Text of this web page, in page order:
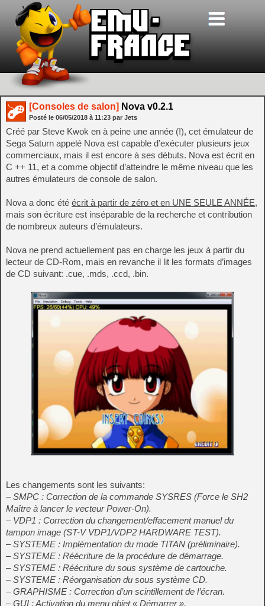
[Consoles de salon] Nova v0.2.1
Posté le 06/05/2018 à 11:23 par Jets
Créé par Steve Kwok en à peine une année (!), cet émulateur de
Sega Saturn appelé Nova est capable d’exécuter plusieurs jeux
commerciaux, mais il est encore à ses débuts. Nova est écrit en
C ++ 11, et a comme objectif d’atteindre le même niveau que les
autres émulateurs de console de salon.
Nova a donc été écrit à partir de zéro et en UNE SEULE ANNÉE,
mais son écriture est inséparable de la recherche et contribution
de nombreux auteurs d’émulateurs.
Nova ne prend actuellement pas en charge les jeux à partir du
lecteur de CD-Rom, mais en revanche il lit les formats d’images
de CD suivant: .cue, .mds, .ccd, .bin.
Les changements sont les suivants:
– SMPC : Correction de la commande SYSRES (Force le SH2
Maître à lancer le vecteur Power-On).
– VDP1 : Correction du changement/effacement manuel du
tampon image (ST-V VDP1/VDP2 HARDWARE TEST).
– SYSTEME : Implémentation du mode TITAN (préliminaire).
– SYSTEME : Réécriture de la procédure de démarrage.
– SYSTEME : Réécriture du sous système de cartouche.
– SYSTEME : Réorganisation du sous système CD.
– GRAPHISME : Correction d’un scintillement de l’écran.
– GUI : Activation du menu objet « Démarrer ».